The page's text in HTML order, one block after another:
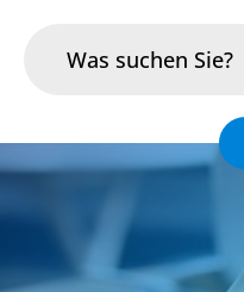
Portfolio